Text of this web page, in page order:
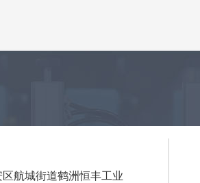
航城街道鹤洲恒丰工业